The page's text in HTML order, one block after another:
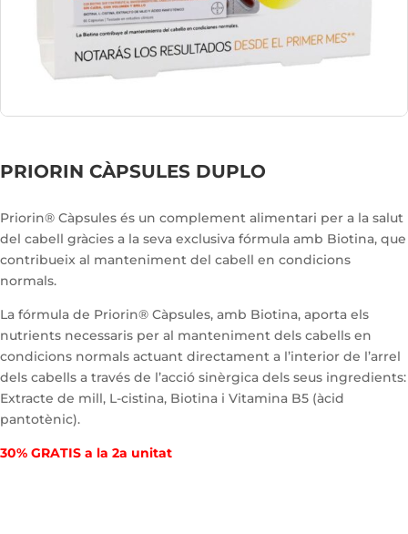
PRIORIN CÀPSULES DUPLO
Priorin® Càpsules és un complement alimentari per a la salut
del cabell gràcies a la seva exclusiva fórmula amb Biotina, que
contribueix al manteniment del cabell en condicions
normals.
La fórmula de Priorin® Càpsules, amb Biotina, aporta els
nutrients necessaris per al manteniment dels cabells en
condicions normals actuant directament a l’interior de l’arrel
dels cabells a través de l’acció sinèrgica dels seus ingredients:
Extracte de mill, L-cistina, Biotina i Vitamina B5 (àcid
pantotènic).
30% GRATIS a la 2a unitat